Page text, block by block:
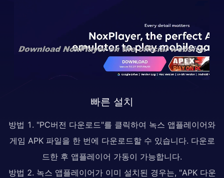
빠른 설치
방법 1. "PC버전 다운로드"를 클릭하여 녹스 앱플레이어와
게임 APK 파일을 한 번에 다운로드할 수 있습니다. 다운로
드한 후 앱플레이어 가동이 가능합니다.
방법 2. 녹스 앱플레이어가 이미 설치된 경우는, "APK 다운